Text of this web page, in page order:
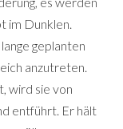
im Dunklen.
geplanten
anzutreten.
wird sie von
entführt. Er hält